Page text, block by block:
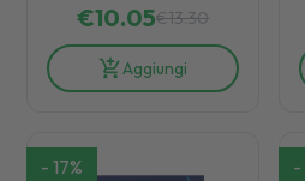
Cerume 15 ml
€10.05€13.30
Aggiungi
-17% -